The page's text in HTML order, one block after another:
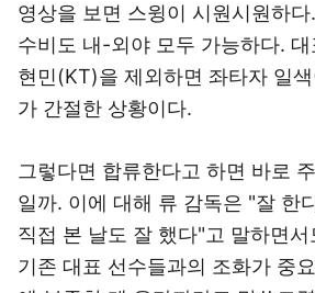
영상을 보면 스윙이 시원시원하
수비도 내-외야 모두 가능하다.
현민(KT)을 제외하면 좌타자 일
가 간절한 상황이다.
그렇다면 합류한다고 하면 바로
일까. 이에 대해 류 감독은 "잘 한
직접 본 날도 잘 했다"고 말하면
기존 대표 선수들과의 조화가 중